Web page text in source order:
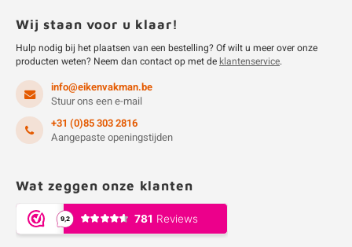
Wij staan voor u klaar!
Hulp nodig bij het plaatsen van een bestelling? Of wilt u meer over onze
producten weten? Neem dan contact op met deklantenservice.
info@eikenvakman.be
Stuur ons een e-mail
+31 (0)85 303 2816
Aangepaste openingstijden
Wat zeggen onze klanten